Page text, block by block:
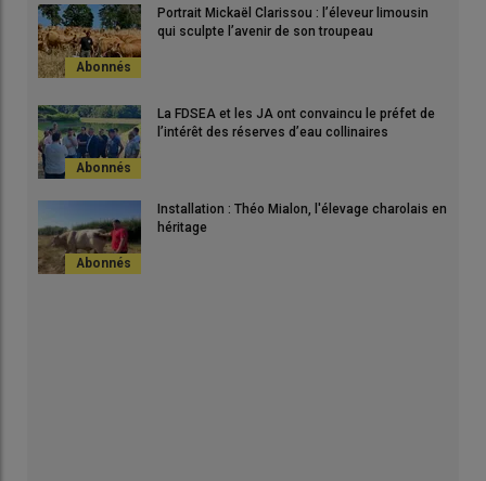
Portrait Mickaël Clarissou : l’éleveur limousin
qui sculpte l’avenir de son troupeau
La FDSEA et les JA ont convaincu le préfet de
l’intérêt des réserves d’eau collinaires
Installation : Théo Mialon, l'élevage charolais en
héritage